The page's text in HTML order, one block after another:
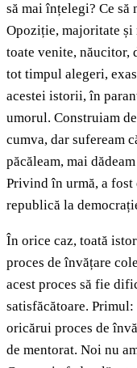
să mai înțelegi? Ce să
Opoziție, majoritate
toate venite, năucitor,
tot timpul alegeri,
acestei istorii, în
umorul. Construiam
cumva, dar sufeream
păcăleam, mai
Privind în urmă, a fost
republică la
În orice caz, toată
proces de învățare
acest proces să fie
satisfăcătoare.
oricărui proces de
de mentorat. Noi nu